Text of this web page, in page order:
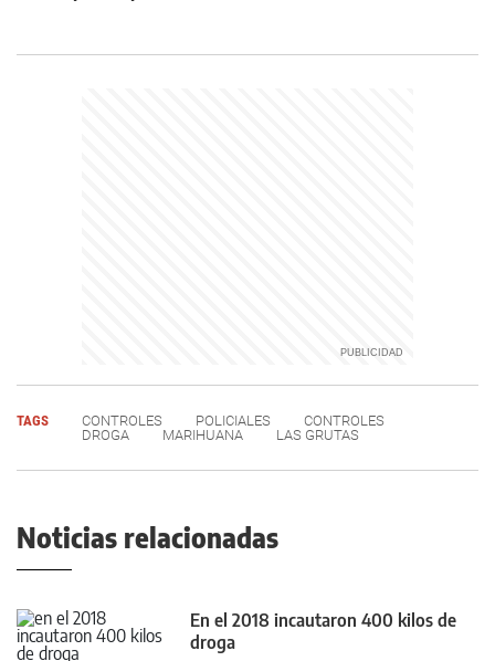
TAGS CONTROLES POLICIALES
CONTROLES
DROGA
MARIHUANA LAS GRUTAS
Noticias relacionadas
En el 2018 incautaron 400 kilos de
droga